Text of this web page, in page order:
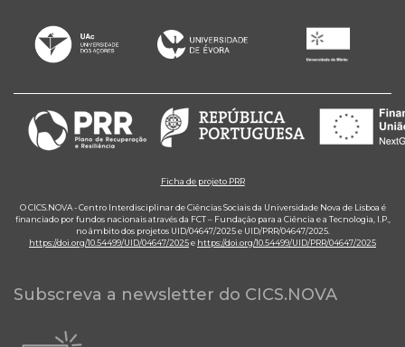
Ficha de projeto PRR
O CICS.NOVA - Centro Interdisciplinar de Ciências Sociais da Universidade Nova de Lisboa é
financiado por fundos nacionais através da FCT – Fundação para a Ciência e a Tecnologia, I.P.,
no âmbito dos projetos UID/04647/2025 e UID/PRR/04647/2025.
https://doi.org/10.54499/UID/04647/2025e https://doi.org/10.54499/UID/PRR/04647/2025
Subscreva a newsletter do CICS.NOVA